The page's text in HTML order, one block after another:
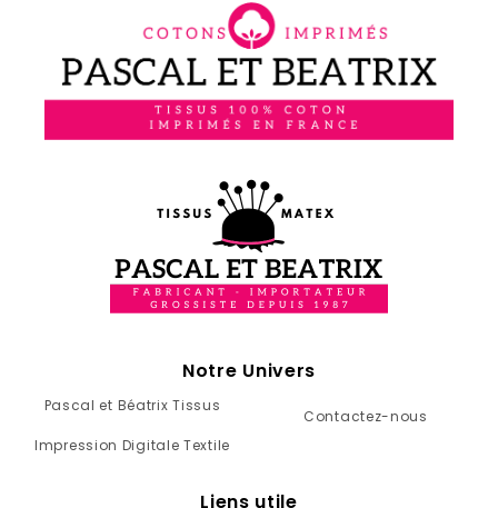
Notre Univers
Pascal et Béatrix Tissus
Impression Digitale Textile
Contactez-nous
Liens utile